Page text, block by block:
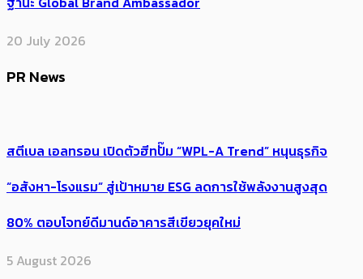
20 July 2026
PR News
สตีเบล เอลทรอน เปิดตัวฮีทปั๊ม “WPL-A Trend” หนุนธุรกิจ
“อสังหา-โรงแรม” สู่เป้าหมาย ESG ลดการใช้พลังงานสูงสุด
80% ตอบโจทย์ดีมานด์อาคารสีเขียวยุคใหม่
5 August 2026